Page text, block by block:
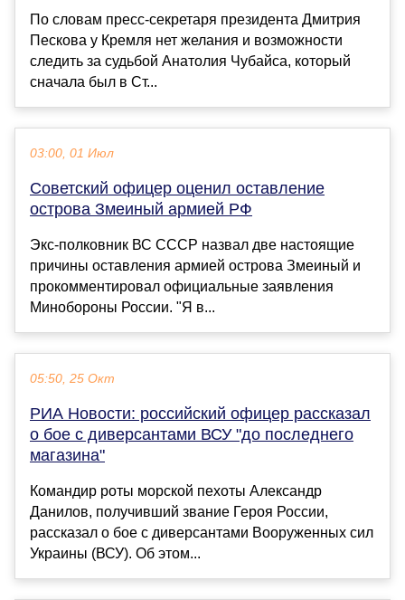
По словам пресс-секретаря президента Дмитрия
Пескова у Кремля нет желания и возможности
следить за судьбой Анатолия Чубайса, который
сначала был в Ст...
03:00, 01 Июл
Советский офицер оценил оставление
острова Змеиный армией РФ
Экс-полковник ВС СССР назвал две настоящие
причины оставления армией острова Змеиный и
прокомментировал официальные заявления
Минобороны России. "Я в...
05:50, 25 Окт
РИА Новости: российский офицер рассказал
о бое с диверсантами ВСУ "до последнего
магазина"
Командир роты морской пехоты Александр
Данилов, получивший звание Героя России,
рассказал о бое с диверсантами Вооруженных сил
Украины (ВСУ). Об этом...